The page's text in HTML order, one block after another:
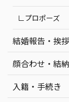
∟プロポーズ
結婚報告・挨拶
顔合わせ・結納
入籍・手続き